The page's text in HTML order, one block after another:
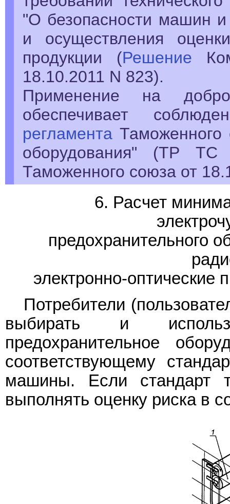
"О безопасности машин
и осуществления
продукции (Решение
18.10.2011 N 823).
Применение на
обеспечивает
регламента
оборудования" (ТР ТС
Таможенного союза от
6. Расчет
предохранительного
электронно-оптические
Потребители
выбирать и
предохранительное
соответствующему
машины. Если стандарт
выполнять оценку риска в